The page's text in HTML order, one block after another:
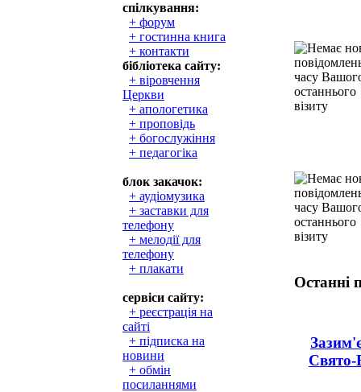
спілкування:
+ форум
+ гостинна книга
+ контакти
бібліотека сайту:
+ віровчення
Церкви
+ апологетика
+ проповідь
+ богослужіння
+ педагогіка
блок закачок:
+ аудіомузика
+ заставки для
телефону
+ мелодії для
телефону
+ плакати
сервіси сайту:
+ реєстрація на
сайті
+ підписка на
новини
+ обмін
посиланнями
Останні
Свято-